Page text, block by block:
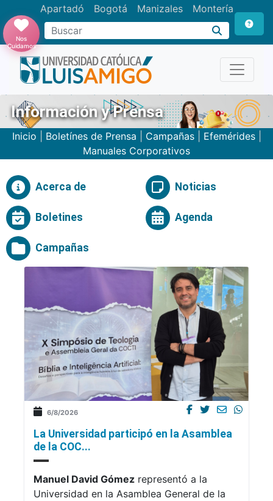
Apartadó Bogotá Manizales Montería
Buscar
Nos
Cuidamos
Información y Prensa
Inicio Boletínes de Prensa Campañas Efemérides
Manuales Corporativos
Acerca de Noticias
Boletines Agenda
Campañas
6/8/2026
La Universidad participó en la Asamblea
de la COC...
Manuel David Gómez representó a la
Universidad en la Asamblea General de la